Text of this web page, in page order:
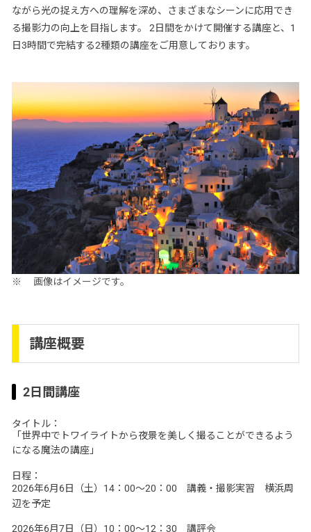
ながら光の捉え方への理解を深め、さまざまなシーンに応用でき
る撮影力の向上を目指します。 2日間をかけて開催する講座と、1
日3時間で完結する2種類の講座をご用意しております。
画像はイメージです。
講座概要
2日間講座
タイトル：
「世界中でトワイライトから夜景を美しく撮ることができるよう
になる魔法の講座」
日程：
2026年6月6日（土）14：00～20：00 講義・撮影実習 横浜周
辺を予定
2026年6月7日（日）10：00～12：30 講評会